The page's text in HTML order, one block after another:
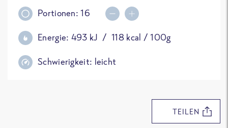
Portionen:16
Energie: 493 kJ /118kcal / 100g
Schwierigkeit: leicht
TEILEN